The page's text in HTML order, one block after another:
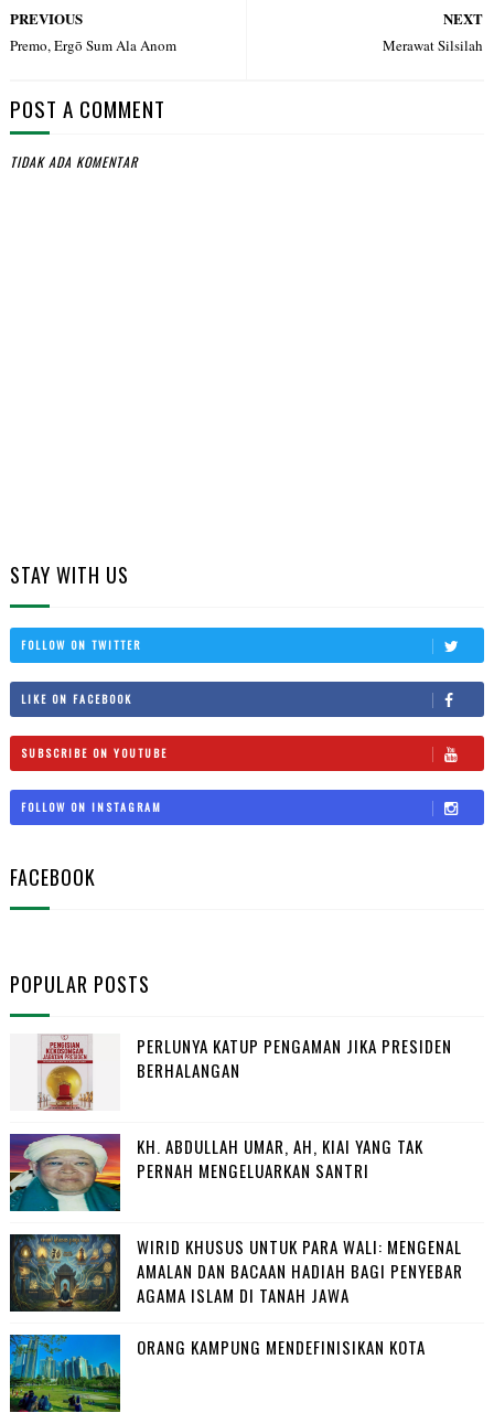
NEXT
Merawat Silsilah
PREVIOUS
Premo, Ergō Sum Ala Anom
POST A COMMENT
TIDAK ADA KOMENTAR
STAY WITH US
FOLLOW ON TWITTER
LIKE ON FACEBOOK
SUBSCRIBE ON YOUTUBE
FOLLOW ON INSTAGRAM
FACEBOOK
POPULAR POSTS
PERLUNYA KATUP PENGAMAN JIKA PRESIDEN
BERHALANGAN
KH. ABDULLAH UMAR, AH, KIAI YANG TAK
PERNAH MENGELUARKAN SANTRI
WIRID KHUSUS UNTUK PARA WALI: MENGENAL
AMALAN DAN BACAAN HADIAH BAGI PENYEBAR
AGAMA ISLAM DI TANAH JAWA
ORANG KAMPUNG MENDEFINISIKAN KOTA